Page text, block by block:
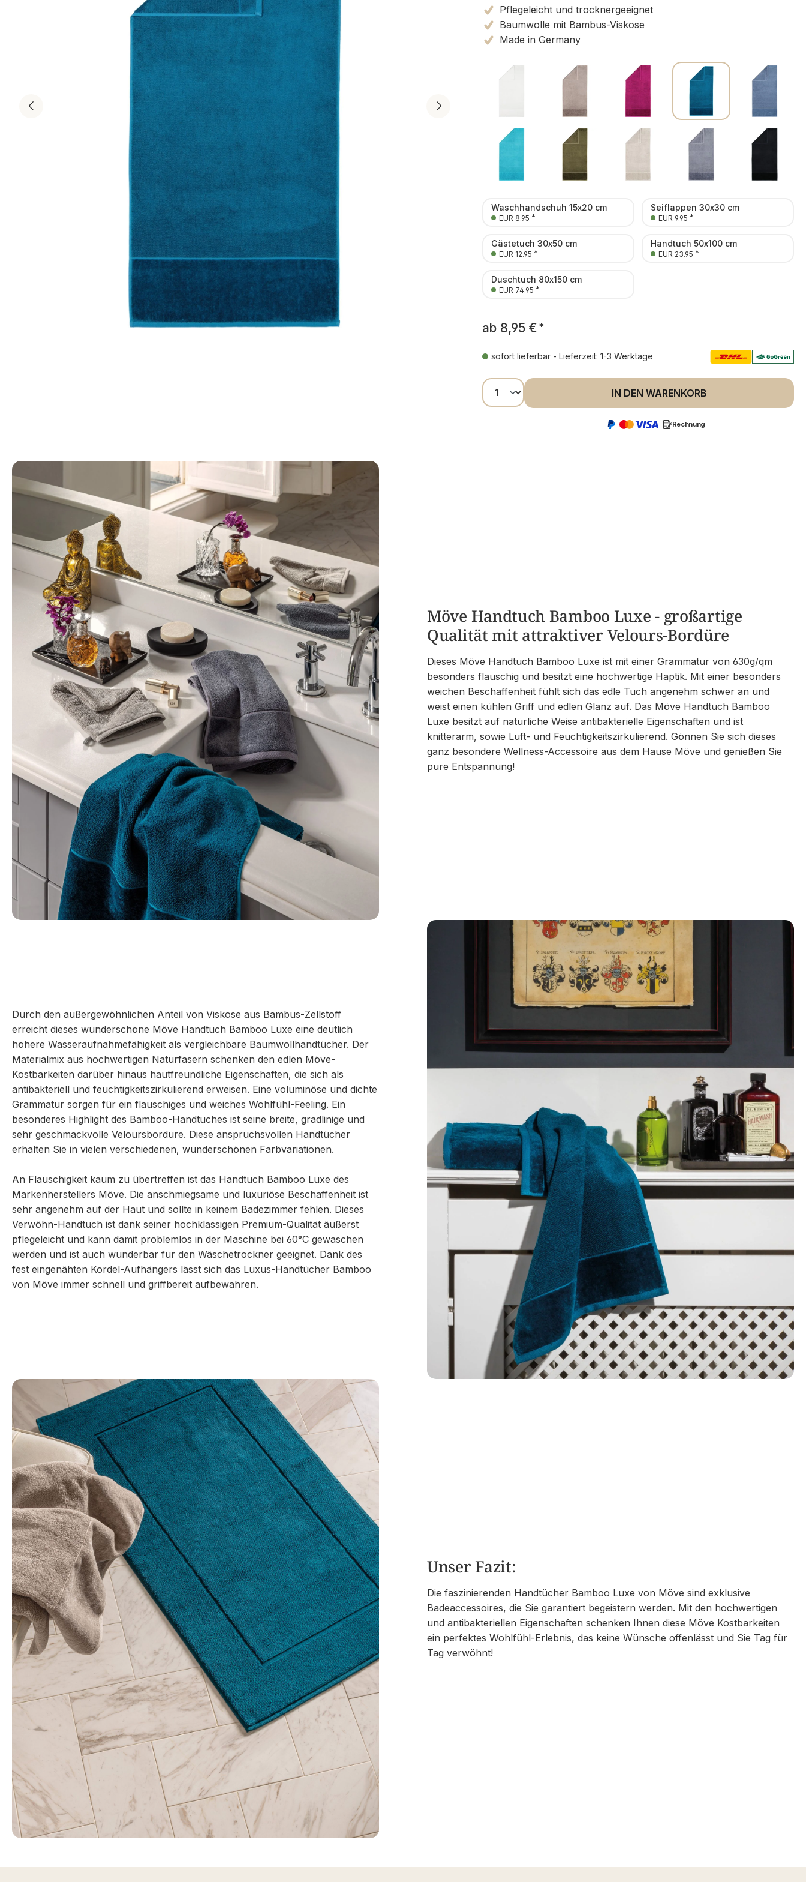
Pflegeleicht und trocknergeeignet
Baumwolle mit Bambus-Viskose
Made in Germany
Waschhandschuh 15x20 cm
EUR 8.95 *
Seiflappen 30x30 cm
EUR 9.95 *
Gästetuch 30x50 cm
EUR 12.95 *
Handtuch 50x100 cm
EUR 23.95 *
Duschtuch 80x150 cm
EUR 74.95 *
ab 8,95 € *
sofort lieferbar - Lieferzeit: 1-3 Werktage
Produkt Anzahl: Gib den gewünschten Wert
IN DEN WARENKORB
Rechnung
Möve Handtuch Bamboo Luxe - großartige
Qualität mit attraktiver Velours-Bordüre
Dieses Möve Handtuch Bamboo Luxe ist mit einer Grammatur von 630g/qm
besonders flauschig und besitzt eine hochwertige Haptik. Mit einer besonders
weichen Beschaffenheit fühlt sich das edle Tuch angenehm schwer an und
weist einen kühlen Griff und edlen Glanz auf. Das Möve Handtuch Bamboo
Luxe besitzt auf natürliche Weise antibakterielle Eigenschaften und ist
knitterarm, sowie Luft- und Feuchtigkeitszirkulierend. Gönnen Sie sich dieses
ganz besondere Wellness-Accessoire aus dem Hause Möve und genießen Sie
pure Entspannung!
Durch den außergewöhnlichen Anteil von Viskose aus Bambus-Zellstoff
erreicht dieses wunderschöne Möve Handtuch Bamboo Luxe eine deutlich
höhere Wasseraufnahmefähigkeit als vergleichbare Baumwollhandtücher. Der
Materialmix aus hochwertigen Naturfasern schenken den edlen Möve-
Kostbarkeiten darüber hinaus hautfreundliche Eigenschaften, die sich als
antibakteriell und feuchtigkeitszirkulierend erweisen. Eine voluminöse und dichte
Grammatur sorgen für ein flauschiges und weiches Wohlfühl-Feeling. Ein
besonderes Highlight des Bamboo-Handtuches ist seine breite, gradlinige und
sehr geschmackvolle Veloursbordüre. Diese anspruchsvollen Handtücher
erhalten Sie in vielen verschiedenen, wunderschönen Farbvariationen.
An Flauschigkeit kaum zu übertreffen ist das Handtuch Bamboo Luxe des
Markenherstellers Möve. Die anschmiegsame und luxuriöse Beschaffenheit ist
sehr angenehm auf der Haut und sollte in keinem Badezimmer fehlen. Dieses
Verwöhn-Handtuch ist dank seiner hochklassigen Premium-Qualität äußerst
pflegeleicht und kann damit problemlos in der Maschine bei 60°C gewaschen
werden und ist auch wunderbar für den Wäschetrockner geeignet. Dank des
fest eingenähten Kordel-Aufhängers lässt sich das Luxus-Handtücher Bamboo
von Möve immer schnell und griffbereit aufbewahren.
Unser Fazit:
Die faszinierenden Handtücher Bamboo Luxe von Möve sind exklusive
Badeaccessoires, die Sie garantiert begeistern werden. Mit den hochwertigen
und antibakteriellen Eigenschaften schenken Ihnen diese Möve Kostbarkeiten
ein perfektes Wohlfühl-Erlebnis, das keine Wünsche offenlässt und Sie Tag für
Tag verwöhnt!